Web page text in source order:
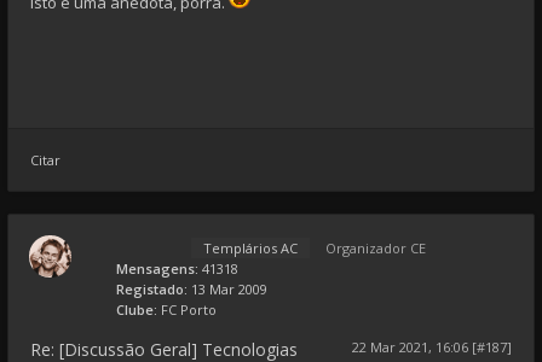
Citar
Templários AC
Organizador CE
Mensagens: 41318
Registado: 13 Mar 2009
Clube: FC Porto
Re: [Discussão Geral] Tecnologias
22 Mar 2021, 16:06 [#187]